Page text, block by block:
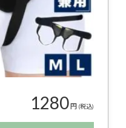
1280円 (税込)